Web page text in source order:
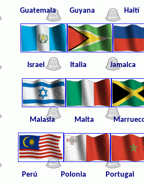
Guatemala Guyana Haití
Israel Italia Jamaica
Malasia Malta Marruecos
Perú Polonia Portugal